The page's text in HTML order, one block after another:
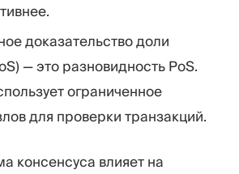
доказательство доли
— это разновидность PoS.
ограниченное
для проверки транзакций.
консенсуса влияет на